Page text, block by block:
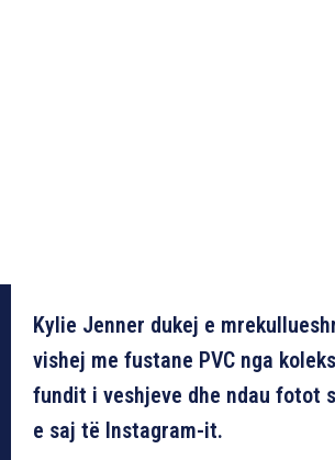
Kylie Jenner dukej e
vishej me fustane PVC nga
fundit i veshjeve dhe ndau fotot
e saj të Instagram-it.